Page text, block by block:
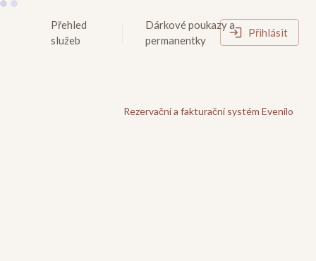
Přehled
služeb
Dárkové poukazy a
permanentky
Přihlásit
Rezervační a fakturační systém Evenilo